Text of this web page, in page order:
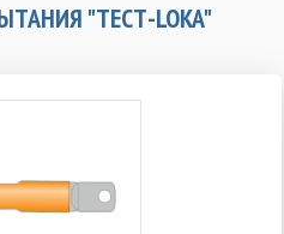
"ТЕСТ-LOKA"